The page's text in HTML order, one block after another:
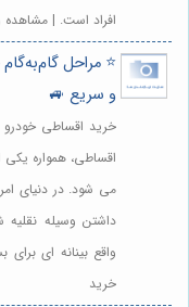
افراد است. | مشاهده
⭐️ مراحل
و سریع 🚙
خرید اقساطی
اقساطی، همواره یکی
می شود. در دنیای
داشتن وسیله
واقع بینانه ای
خرید